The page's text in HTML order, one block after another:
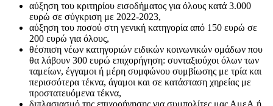
αύξηση του κριτηρίου εισοδήματος για όλους κατά 3.000
ευρώ σε σύγκριση με 2022-2023,
αύξηση του ποσού στη γενική κατηγορία από 150 ευρώ σε
200 ευρώ για όλους,
θέσπιση νέων κατηγοριών ειδικών κοινωνικών ομάδων που
θα λάβουν 300 ευρώ επιχορήγηση: συνταξιούχοι όλων των
ταμείων, έγγαμοι ή μέρη συμφώνου συμβίωσης με τρία και
περισσότερα τέκνα, άγαμοι και σε κατάσταση χηρείας με
προστατευόμενα τέκνα,
διπλασιασμό της επιχορήγησης για συμπολίτες μας ΑμεΑ ή